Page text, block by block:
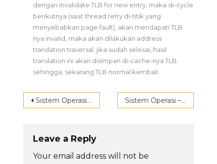
dengan invalidate TLB for new entry, maka di-cycle
berikutnya (saat thread retry di-titik yang
menyebabkan page fault), akan mendapati TLB
nya invalid, maka akan dilakukan address
translation traversal. jika sudah selesai, hasil
translation ini akan disimpan di-cache-nya TLB.
sehingga, sekarang TLB normal kembali.
Post
Sistem Operasi – 14 – Memory 2: Caching Sistem Operasi – 16 – Memory 4: Demand Paging Policy
Leave a Reply
Your email address will not be